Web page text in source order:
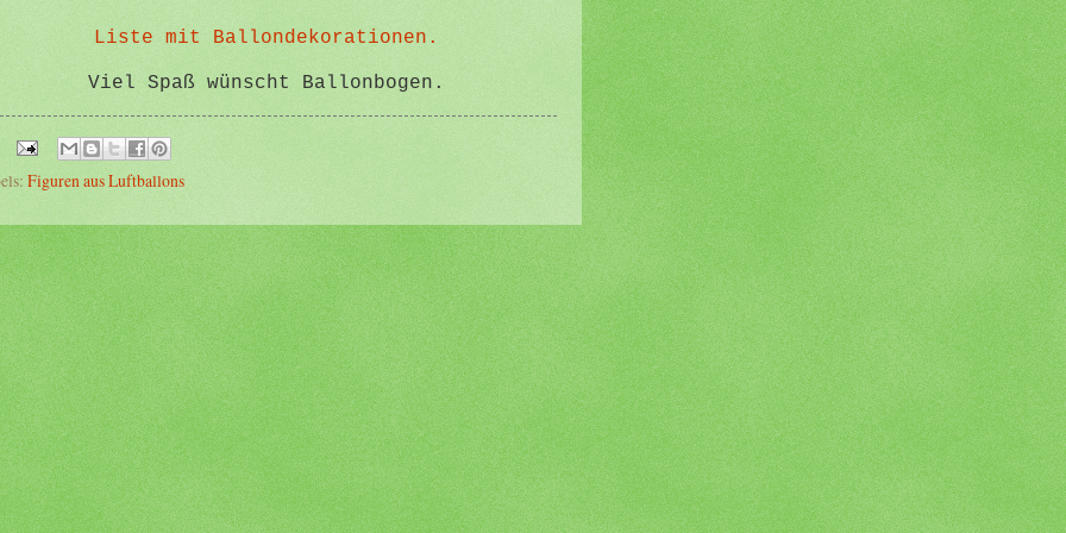
Liste mit Ballondekorationen.
Viel Spaß wünscht Ballonbogen.
Figuren aus Luftballons